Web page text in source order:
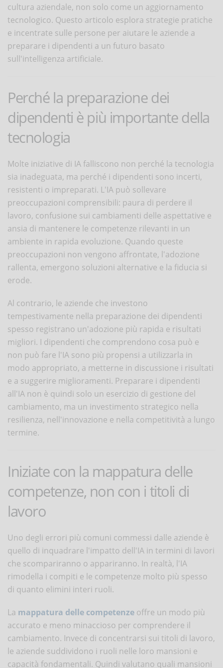
cultura aziendale, non solo come un aggiornamento
tecnologico. Questo articolo esplora strategie pratiche
e incentrate sulle persone per aiutare le aziende a
preparare i dipendenti a un futuro basato
sull'intelligenza artificiale.
Perché la preparazione dei
dipendenti è più importante della
tecnologia
Molte iniziative di IA falliscono non perché la tecnologia
sia inadeguata, ma perché i dipendenti sono incerti,
resistenti o impreparati. L'IA può sollevare
preoccupazioni comprensibili: paura di perdere il
lavoro, confusione sui cambiamenti delle aspettative e
ansia di mantenere le competenze rilevanti in un
ambiente in rapida evoluzione. Quando queste
preoccupazioni non vengono affrontate, l'adozione
rallenta, emergono soluzioni alternative e la fiducia si
erode.
Al contrario, le aziende che investono
tempestivamente nella preparazione dei dipendenti
spesso registrano un'adozione più rapida e risultati
migliori. I dipendenti che comprendono cosa può e
non può fare l'IA sono più propensi a utilizzarla in
modo appropriato, a metterne in discussione i risultati
e a suggerire miglioramenti. Preparare i dipendenti
all'IA non è quindi solo un esercizio di gestione del
cambiamento, ma un investimento strategico nella
resilienza, nell'innovazione e nella competitività a lungo
termine.
Iniziate con la mappatura delle
competenze, non con i titoli di
lavoro
Uno degli errori più comuni commessi dalle aziende è
quello di inquadrare l'impatto dell'IA in termini di lavori
che scompariranno o appariranno. In realtà, l'IA
rimodella i compiti e le competenze molto più spesso
di quanto elimini interi ruoli.
La mappatura delle competenze offre un modo più
accurato e meno minaccioso per comprendere il
cambiamento. Invece di concentrarsi sui titoli di lavoro,
le aziende suddividono i ruoli nelle loro mansioni e
capacità fondamentali. Quindi valutano quali mansioni